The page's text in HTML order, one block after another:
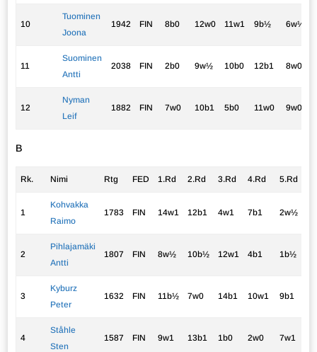
10
Tuominen
Joona
1942 FIN 8b0 12w0 11w1 9b½ 6w½
11
Suominen
Antti
2038 FIN 2b0 9w½ 10b0 12b1 8w0
12
Nyman
Leif
1882 FIN 7w0 10b1 5b0 11w0 9w0
B
Rk. Nimi Rtg FED 1.Rd 2.Rd 3.Rd 4.Rd 5.Rd
1
Kohvakka
Raimo
1783 FIN 14w1 12b1 4w1 7b1 2w½
2
Pihlajamäki
Antti
1807 FIN 8w½ 10b½ 12w1 4b1 1b½
3
Kyburz
Peter
1632 FIN 11b½ 7w0 14b1 10w1 9b1
4
Ståhle
Sten
1587 FIN 9w1 13b1 1b0 2w0 7w1